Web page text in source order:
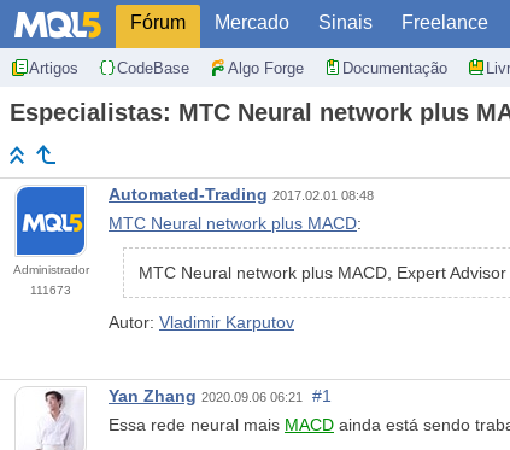
Fórum Mercado Sinais Freelance
Artigos CodeBase Algo Forge Documentação
Especialistas: MTC Neural network plus
Administrador
111673
Automated-Trading 2017.02.01 08:48
MTC Neural network plus MACD:
MTC Neural network plus MACD, Expert
Autor: Vladimir Karputov
Yan Zhang 2020.09.06 06:21
#1
Essa rede neural mais MACD ainda está sendo